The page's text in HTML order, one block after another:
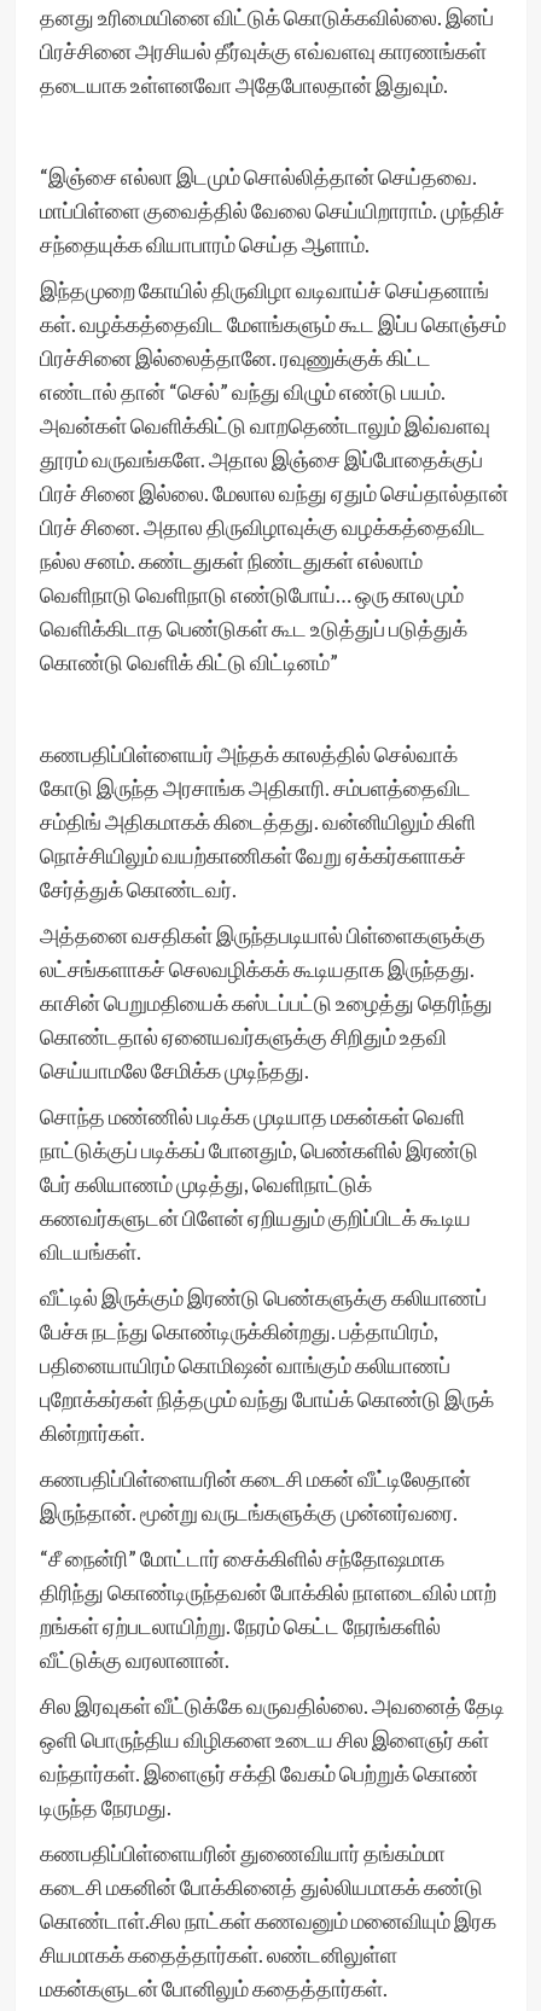
தனது உரிமையினை விட்டுக் கொடுக்கவில்லை. இனப்
பிரச்சினை அரசியல் தீர்வுக்கு எவ்வளவு காரணங்கள்
தடையாக உள்ளனவோ அதேபோலதான் இதுவும்.
“இஞ்சை எல்லா இடமும் சொல்லித்தான் செய்தவை.
மாப்பிள்ளை குவைத்தில் வேலை செய்யிறாராம். முந்திச்
சந்தையுக்க வியாபாரம் செய்த ஆளாம்.
இந்தமுறை கோயில் திருவிழா வடிவாய்ச் செய்தனாங்
கள். வழக்கத்தைவிட மேளங்களும் கூட இப்ப கொஞ்சம்
பிரச்சினை இல்லைத்தானே. ரவுணுக்குக் கிட்ட
எண்டால் தான் “செல்” வந்து விழும் எண்டு பயம்.
அவன்கள் வெளிக்கிட்டு வாறதெண்டாலும் இவ்வளவு
தூரம் வருவங்களே. அதால இஞ்சை இப்போதைக்குப்
பிரச் சினை இல்லை. மேலால வந்து ஏதும் செய்தால்தான்
பிரச் சினை. அதால திருவிழாவுக்கு வழக்கத்தைவிட
நல்ல சனம். கண்டதுகள் நிண்டதுகள் எல்லாம்
வெளிநாடு வெளிநாடு எண்டுபோய்… ஒரு காலமும்
வெளிக்கிடாத பெண்டுகள் கூட உடுத்துப் படுத்துக்
கொண்டு வெளிக் கிட்டு விட்டினம்”
கணபதிப்பிள்ளையர் அந்தக் காலத்தில் செல்வாக்
கோடு இருந்த அரசாங்க அதிகாரி. சம்பளத்தைவிட
சம்திங் அதிகமாகக் கிடைத்தது. வன்னியிலும் கிளி
நொச்சியிலும் வயற்காணிகள் வேறு ஏக்கர்களாகச்
சேர்த்துக் கொண்டவர்.
அத்தனை வசதிகள் இருந்தபடியால் பிள்ளைகளுக்கு
லட்சங்களாகச் செலவழிக்கக் கூடியதாக இருந்தது.
காசின் பெறுமதியைக் கஸ்டப்பட்டு உழைத்து தெரிந்து
கொண்டதால் ஏனையவர்களுக்கு சிறிதும் உதவி
செய்யாமலே சேமிக்க முடிந்தது.
சொந்த மண்ணில் படிக்க முடியாத மகன்கள் வெளி
நாட்டுக்குப் படிக்கப் போனதும், பெண்களில் இரண்டு
பேர் கலியாணம் முடித்து, வெளிநாட்டுக்
கணவர்களுடன் பிளேன் ஏறியதும் குறிப்பிடக் கூடிய
விடயங்கள்.
வீட்டில் இருக்கும் இரண்டு பெண்களுக்கு கலியாணப்
பேச்சு நடந்து கொண்டிருக்கின்றது. பத்தாயிரம்,
பதினையாயிரம் கொமிஷன் வாங்கும் கலியாணப்
புறோக்கர்கள் நித்தமும் வந்து போய்க் கொண்டு இருக்
கின்றார்கள்.
கணபதிப்பிள்ளையரின் கடைசி மகன் வீட்டிலேதான்
இருந்தான். மூன்று வருடங்களுக்கு முன்னர்வரை.
“சீ நைன்ரி” மோட்டார் சைக்கிளில் சந்தோஷமாக
திரிந்து கொண்டிருந்தவன் போக்கில் நாளடைவில் மாற்
றங்கள் ஏற்படலாயிற்று. நேரம் கெட்ட நேரங்களில்
வீட்டுக்கு வரலானான்.
சில இரவுகள் வீட்டுக்கே வருவதில்லை. அவனைத் தேடி
ஒளி பொருந்திய விழிகளை உடைய சில இளைஞர் கள்
வந்தார்கள். இளைஞர் சக்தி வேகம் பெற்றுக் கொண்
டிருந்த நேரமது.
கணபதிப்பிள்ளையரின் துணைவியார் தங்கம்மா
கடைசி மகனின் போக்கினைத் துல்லியமாகக் கண்டு
கொண்டாள்.சில நாட்கள் கணவனும் மனைவியும் இரக
சியமாகக் கதைத்தார்கள். லண்டனிலுள்ள
மகன்களுடன் போனிலும் கதைத்தார்கள்.